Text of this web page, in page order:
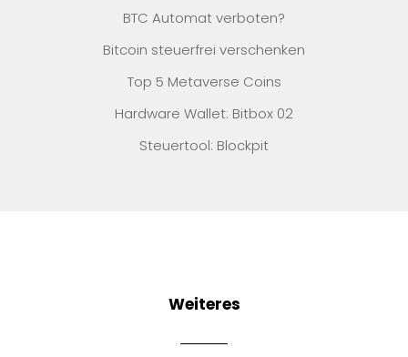
BTC Automat verboten?
Bitcoin steuerfrei verschenken
Top 5 Metaverse Coins
Hardware Wallet: Bitbox 02
Steuertool: Blockpit
Weiteres